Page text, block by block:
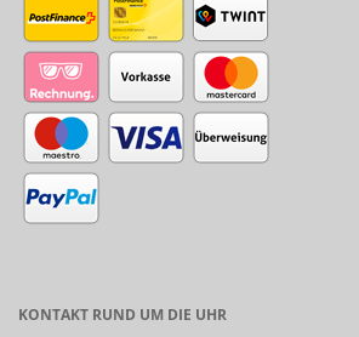
KONTAKT RUND UM DIE UHR